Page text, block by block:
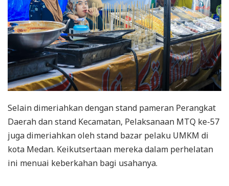
Selain dimeriahkan dengan stand pameran Perangkat
Daerah dan stand Kecamatan, Pelaksanaan MTQ ke-57
juga dimeriahkan oleh stand bazar pelaku UMKM di
kota Medan. Keikutsertaan mereka dalam perhelatan
ini menuai keberkahan bagi usahanya.